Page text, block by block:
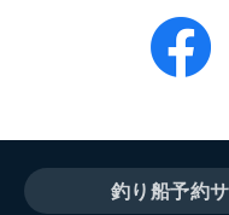
釣り船予約